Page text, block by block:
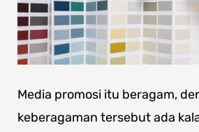
Media promosi itu beragam,
keberagaman tersebut ada